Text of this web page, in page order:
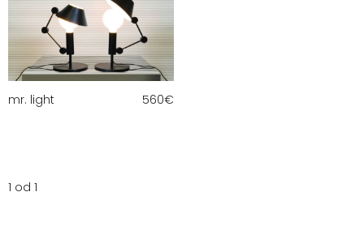
mr. light 560€
1 od 1